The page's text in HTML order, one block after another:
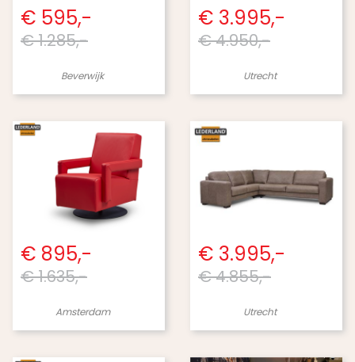
€ 595,-
€ 1.285,-
Beverwijk
€ 3.995,-
€ 4.950,-
Utrecht
€ 895,-
€ 1.635,-
Amsterdam
€ 3.995,-
€ 4.855,-
Utrecht